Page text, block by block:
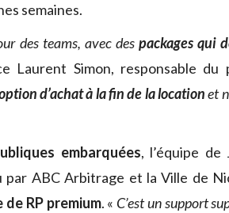
semaines.
des teams, avec des packages qui
Laurent Simon, responsable du
d’achat à la fin de la locationet
embarquées, l’équipe de
ABC Arbitrage et la Ville de
RP premium. « C’est un support